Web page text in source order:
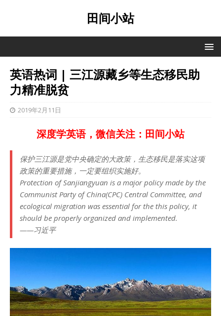
田间小站
英语热词 | 三江源藏乡等生态移民助
力精准脱贫
2019年2月11日
深度学英语，微信关注：田间小站
保护三江源是党中央确定的大政策，生态移民是落实这项
政策的重要措施，一定要组织实施好。
Protection of Sanjiangyuan is a major policy made by the
Communist Party of China(CPC) Central Committee, and
ecological migration was essential for the this policy, it
should be properly organized and implemented.
——习近平